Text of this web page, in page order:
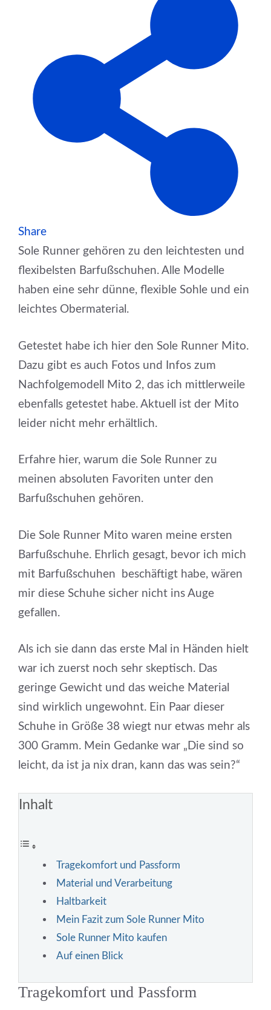
Share
Sole Runner gehören zu den leichtesten und
flexibelsten Barfußschuhen. Alle Modelle
haben eine sehr dünne, flexible Sohle und ein
leichtes Obermaterial.
Getestet habe ich hier den Sole Runner Mito.
Dazu gibt es auch Fotos und Infos zum
Nachfolgemodell Mito 2, das ich mittlerweile
ebenfalls getestet habe. Aktuell ist der Mito
leider nicht mehr erhältlich.
Erfahre hier, warum die Sole Runner zu
meinen absoluten Favoriten unter den
Barfußschuhen gehören.
Die Sole Runner Mito waren meine ersten
Barfußschuhe. Ehrlich gesagt, bevor ich mich
mit Barfußschuhen beschäftigt habe, wären
mir diese Schuhe sicher nicht ins Auge
gefallen.
Als ich sie dann das erste Mal in Händen hielt
war ich zuerst noch sehr skeptisch. Das
geringe Gewicht und das weiche Material
sind wirklich ungewohnt. Ein Paar dieser
Schuhe in Größe 38 wiegt nur etwas mehr als
300 Gramm. Mein Gedanke war „Die sind so
leicht, da ist ja nix dran, kann das was sein?“
Inhalt
Tragekomfort und Passform
Material und Verarbeitung
Haltbarkeit
Mein Fazit zum Sole Runner Mito
Sole Runner Mito kaufen
Auf einen Blick
Tragekomfort und Passform